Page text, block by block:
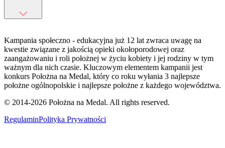
Kampania społeczno - edukacyjna już 12 lat zwraca uwagę na
kwestie związane z jakością opieki okołoporodowej oraz
zaangażowaniu i roli położnej w życiu kobiety i jej rodziny w tym
ważnym dla nich czasie. Kluczowym elementem kampanii jest
konkurs Położna na Medal, który co roku wyłania 3 najlepsze
położne ogólnopolskie i najlepsze położne z każdego województwa.
© 2014-2026 Położna na Medal. All rights reserved.
RegulaminPolityka Prywatności